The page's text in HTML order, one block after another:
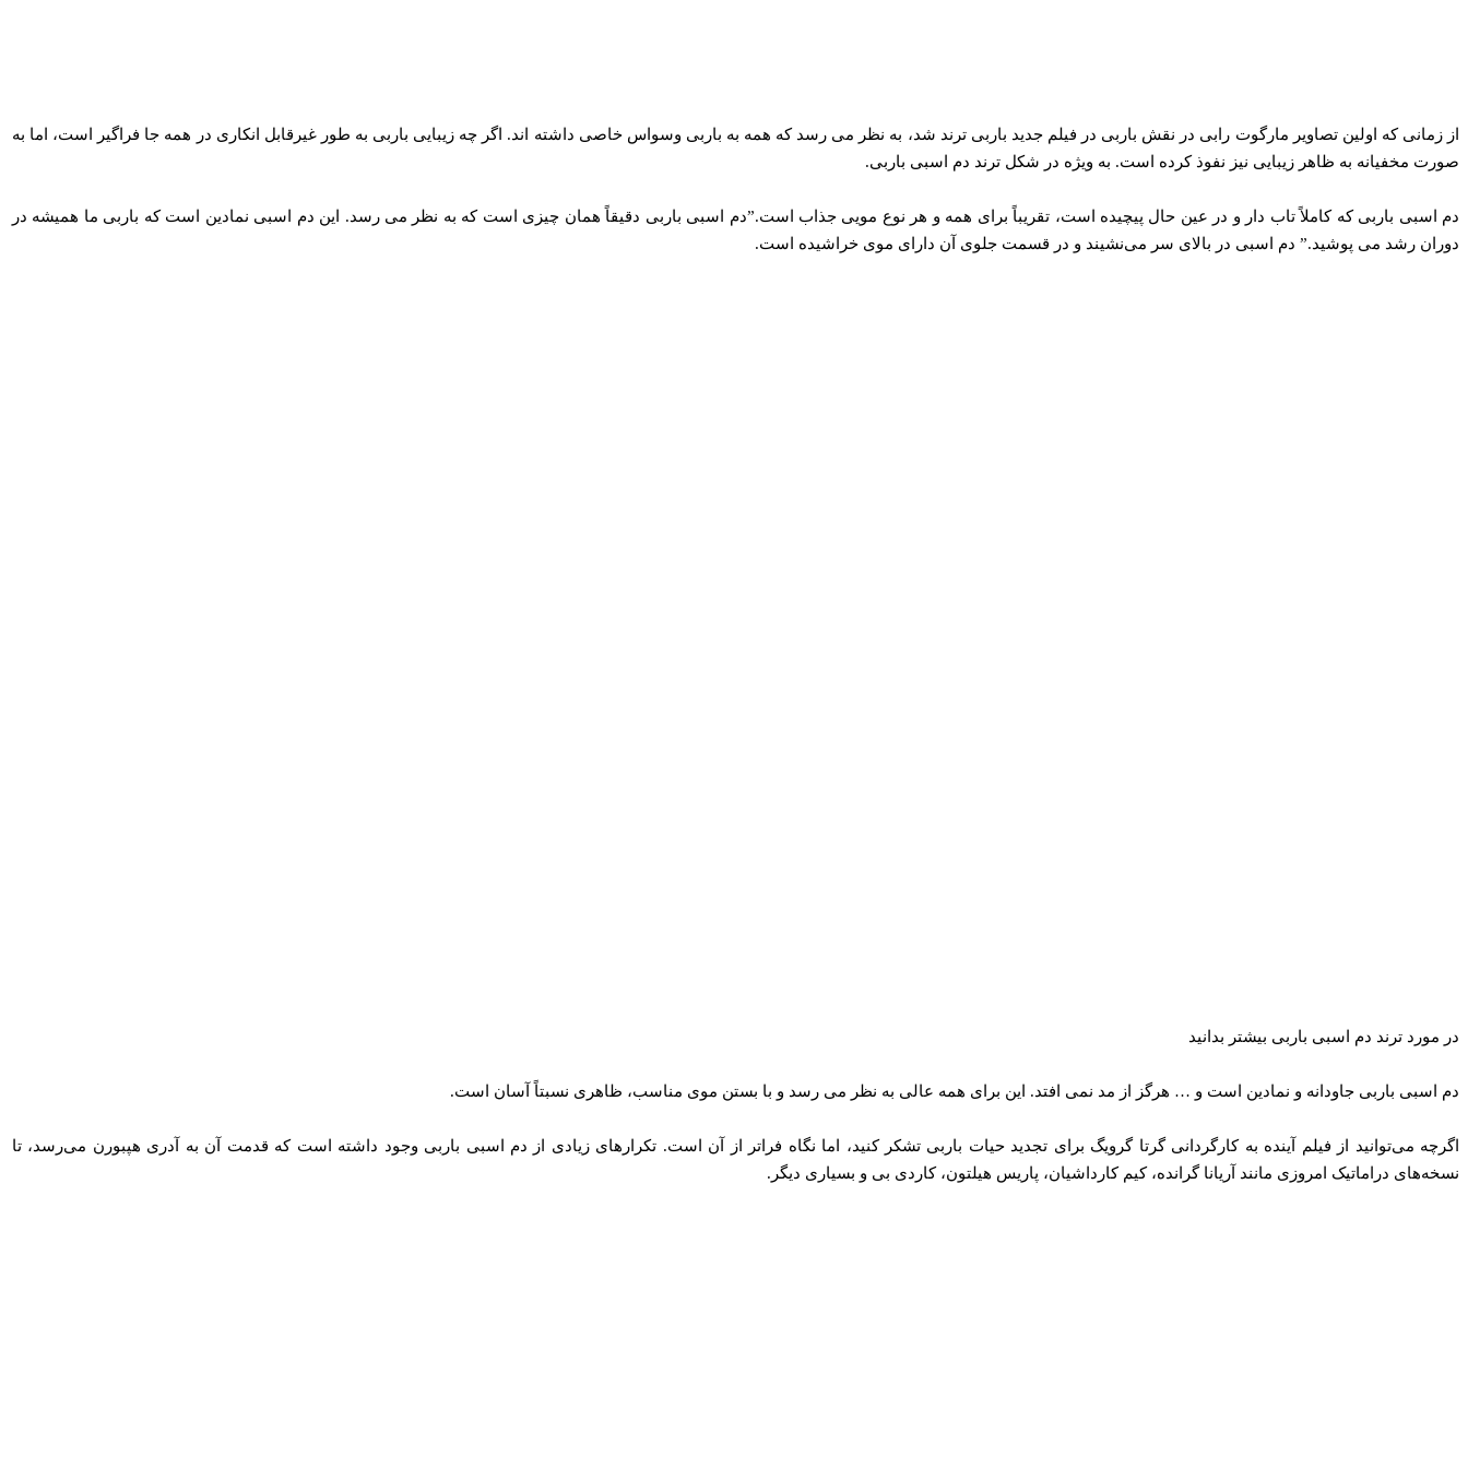
از زمانی که اولین تصاویر مارگوت رابی در نقش باربی در فیلم جدید باربی ترند شد، به نظر می رسد که همه به باربی وسواس خاصی داشته اند. اگر چه زیبایی باربی به طور غیرقابل انکاری در همه جا فراگیر است، اما به
صورت مخفیانه به ظاهر زیبایی نیز نفوذ کرده است. به ویژه در شکل ترند دم اسبی باربی.
دم اسبی باربی که کاملاً تاب دار و در عین حال پیچیده است، تقریباً برای همه و هر نوع مویی جذاب است.”دم اسبی باربی دقیقاً همان چیزی است که به نظر می رسد. این دم اسبی نمادین است که باربی ما همیشه در
دوران رشد می پوشید.” دم اسبی در بالای سر می‌نشیند و در قسمت جلوی آن دارای موی خراشیده است.
در مورد ترند دم اسبی باربی بیشتر بدانید
دم اسبی باربی جاودانه و نمادین است و … هرگز از مد نمی افتد. این برای همه عالی به نظر می رسد و با بستن موی مناسب، ظاهری نسبتاً آسان است.
اگرچه می‌توانید از فیلم آینده به کارگردانی گرتا گرویگ برای تجدید حیات باربی تشکر کنید، اما نگاه فراتر از آن است. تکرارهای زیادی از دم اسبی باربی وجود داشته است که قدمت آن به آدری هپبورن می‌رسد، تا
نسخه‌های دراماتیک امروزی مانند آریانا گرانده، کیم کارداشیان، پاریس هیلتون، کاردی بی و بسیاری دیگر.